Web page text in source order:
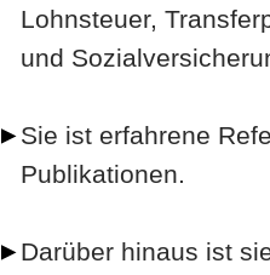
Lohnsteuer,
und
Sie ist erfahrene
Publikationen.
Darüber hinaus ist